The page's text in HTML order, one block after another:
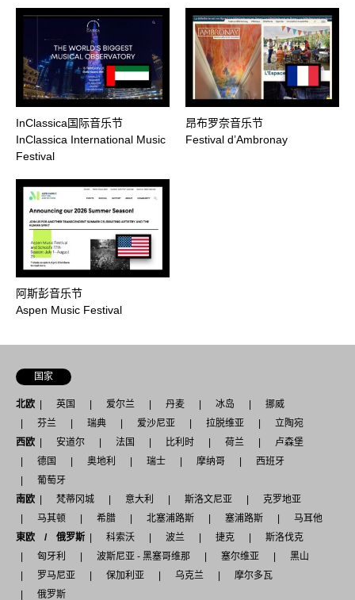
InClassica国际音乐节
InClassica International Music
Festival
昂布罗奈音乐节
Festival d’Ambronay
阿斯彭音乐节
Aspen Music Festival
国家
北欧 英国 爱尔兰 丹麦 冰岛
挪威
芬兰
瑞典 爱沙尼亚 拉脱维亚
立陶宛
西欧
安道尔 法国 比利时 荷兰
卢森堡
德国
奥地利 瑞士 摩纳哥
西班牙
葡萄牙
南欧
梵蒂冈城 意大利 斯洛文尼亚
克罗地亚
马其顿
希腊 北塞浦路斯 塞浦路斯
马耳他
東欧 / 俄罗斯
科索沃 波兰 捷克
斯洛伐克
匈牙利
波斯尼亚 - 黑塞哥维那 塞尔维亚
黑山
罗马尼亚
保加利亚 乌克兰
摩尔多瓦
俄罗斯